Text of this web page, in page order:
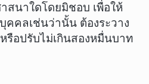
สนาใดโดยมิชอบ เพื่อให้
คลเช่นว่านั้น ต้องระวาง
รือปรับไม่เกินสองหมื่นบาท